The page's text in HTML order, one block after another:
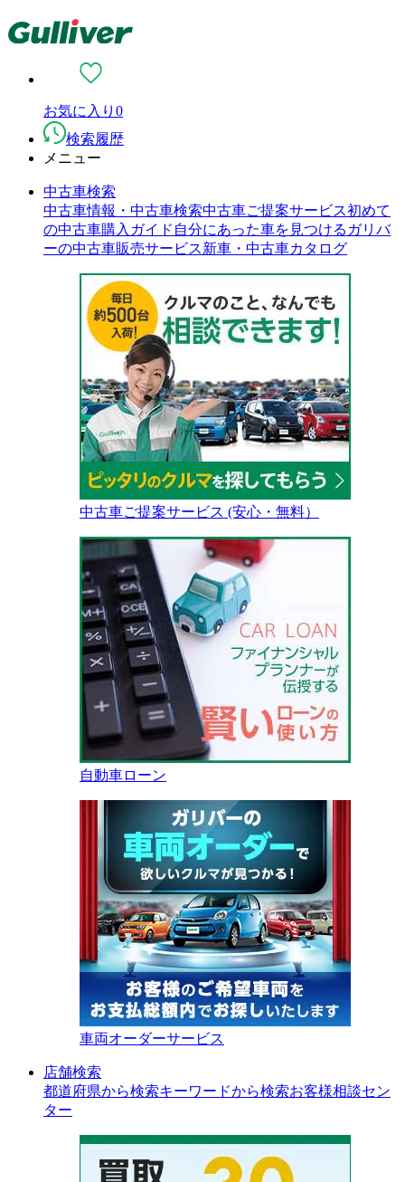
お気に入り 0
検索履歴
メニュー
中古車検索
中古車情報・中古車検索中古車ご提案サービス初めて
の中古車購入ガイド 自分にあった車を見つける ガリバ
ーの中古車販売サービス新車・中古車カタログ
中古車ご提案サービス (安心・無料）
自動車ローン
車両オーダーサービス
店舗検索
都道府県から検索キーワードから検索お客様相談セン
ター